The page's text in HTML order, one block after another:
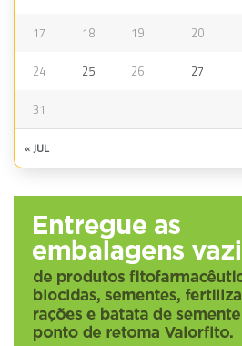
17 18 19 20
24 25 26 27
31
« JUL